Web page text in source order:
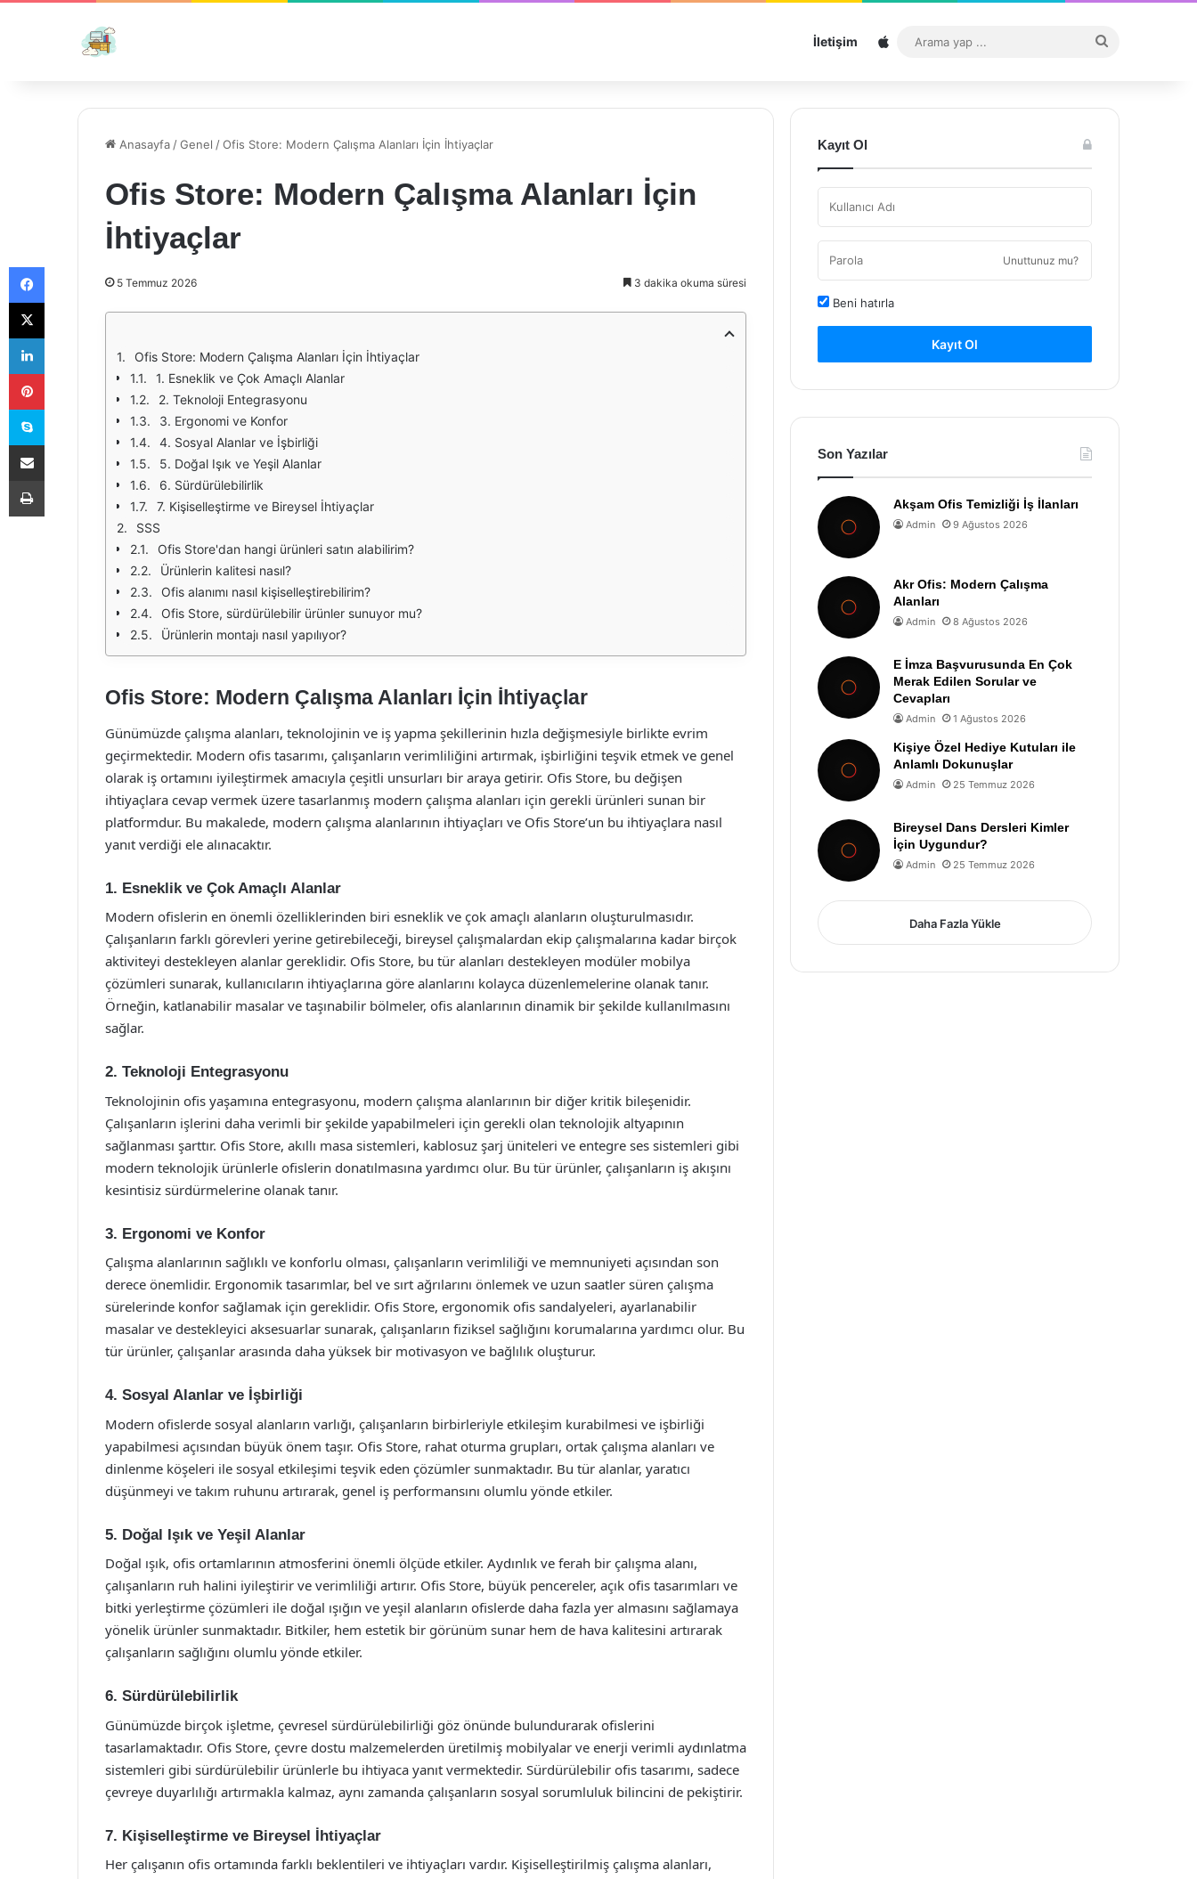
İletişim Sitemap
...
Anasayfa /Genel /Ofis Store: Modern Çalışma Alanları İçin İhtiyaçlar
Ofis Store: Modern Çalışma Alanları İçin
İhtiyaçlar
5 Temmuz 2026 3 dakika okuma süresi
Ofis Store: Modern Çalışma Alanları İçin İhtiyaçlar
1. Esneklik ve Çok Amaçlı Alanlar
2. Teknoloji Entegrasyonu
3. Ergonomi ve Konfor
4. Sosyal Alanlar ve İşbirliği
5. Doğal Işık ve Yeşil Alanlar
6. Sürdürülebilirlik
7. Kişiselleştirme ve Bireysel İhtiyaçlar
SSS
Ofis Store'dan hangi ürünleri satın alabilirim?
Ürünlerin kalitesi nasıl?
Ofis alanımı nasıl kişiselleştirebilirim?
Ofis Store, sürdürülebilir ürünler sunuyor mu?
Ürünlerin montajı nasıl yapılıyor?
Ofis Store: Modern Çalışma Alanları İçin İhtiyaçlar
Günümüzde çalışma alanları, teknolojinin ve iş yapma şekillerinin hızla değişmesiyle birlikte evrim
geçirmektedir. Modern ofis tasarımı, çalışanların verimliliğini artırmak, işbirliğini teşvik etmek ve genel
olarak iş ortamını iyileştirmek amacıyla çeşitli unsurları bir araya getirir. Ofis Store, bu değişen
ihtiyaçlara cevap vermek üzere tasarlanmış modern çalışma alanları için gerekli ürünleri sunan bir
platformdur. Bu makalede, modern çalışma alanlarının ihtiyaçları ve Ofis Store’un bu ihtiyaçlara nasıl
yanıt verdiği ele alınacaktır.
1. Esneklik ve Çok Amaçlı Alanlar
Modern ofislerin en önemli özelliklerinden biri esneklik ve çok amaçlı alanların oluşturulmasıdır.
Çalışanların farklı görevleri yerine getirebileceği, bireysel çalışmalardan ekip çalışmalarına kadar birçok
aktiviteyi destekleyen alanlar gereklidir. Ofis Store, bu tür alanları destekleyen modüler mobilya
çözümleri sunarak, kullanıcıların ihtiyaçlarına göre alanlarını kolayca düzenlemelerine olanak tanır.
Örneğin, katlanabilir masalar ve taşınabilir bölmeler, ofis alanlarının dinamik bir şekilde kullanılmasını
sağlar.
2. Teknoloji Entegrasyonu
Teknolojinin ofis yaşamına entegrasyonu, modern çalışma alanlarının bir diğer kritik bileşenidir.
Çalışanların işlerini daha verimli bir şekilde yapabilmeleri için gerekli olan teknolojik altyapının
sağlanması şarttır. Ofis Store, akıllı masa sistemleri, kablosuz şarj üniteleri ve entegre ses sistemleri gibi
modern teknolojik ürünlerle ofislerin donatılmasına yardımcı olur. Bu tür ürünler, çalışanların iş akışını
kesintisiz sürdürmelerine olanak tanır.
3. Ergonomi ve Konfor
Çalışma alanlarının sağlıklı ve konforlu olması, çalışanların verimliliği ve memnuniyeti açısından son
derece önemlidir. Ergonomik tasarımlar, bel ve sırt ağrılarını önlemek ve uzun saatler süren çalışma
sürelerinde konfor sağlamak için gereklidir. Ofis Store, ergonomik ofis sandalyeleri, ayarlanabilir
masalar ve destekleyici aksesuarlar sunarak, çalışanların fiziksel sağlığını korumalarına yardımcı olur. Bu
tür ürünler, çalışanlar arasında daha yüksek bir motivasyon ve bağlılık oluşturur.
4. Sosyal Alanlar ve İşbirliği
Modern ofislerde sosyal alanların varlığı, çalışanların birbirleriyle etkileşim kurabilmesi ve işbirliği
yapabilmesi açısından büyük önem taşır. Ofis Store, rahat oturma grupları, ortak çalışma alanları ve
dinlenme köşeleri ile sosyal etkileşimi teşvik eden çözümler sunmaktadır. Bu tür alanlar, yaratıcı
düşünmeyi ve takım ruhunu artırarak, genel iş performansını olumlu yönde etkiler.
5. Doğal Işık ve Yeşil Alanlar
Doğal ışık, ofis ortamlarının atmosferini önemli ölçüde etkiler. Aydınlık ve ferah bir çalışma alanı,
çalışanların ruh halini iyileştirir ve verimliliği artırır. Ofis Store, büyük pencereler, açık ofis tasarımları ve
bitki yerleştirme çözümleri ile doğal ışığın ve yeşil alanların ofislerde daha fazla yer almasını sağlamaya
yönelik ürünler sunmaktadır. Bitkiler, hem estetik bir görünüm sunar hem de hava kalitesini artırarak
çalışanların sağlığını olumlu yönde etkiler.
6. Sürdürülebilirlik
Günümüzde birçok işletme, çevresel sürdürülebilirliği göz önünde bulundurarak ofislerini
tasarlamaktadır. Ofis Store, çevre dostu malzemelerden üretilmiş mobilyalar ve enerji verimli aydınlatma
sistemleri gibi sürdürülebilir ürünlerle bu ihtiyaca yanıt vermektedir. Sürdürülebilir ofis tasarımı, sadece
çevreye duyarlılığı artırmakla kalmaz, aynı zamanda çalışanların sosyal sorumluluk bilincini de pekiştirir.
7. Kişiselleştirme ve Bireysel İhtiyaçlar
Her çalışanın ofis ortamında farklı beklentileri ve ihtiyaçları vardır. Kişiselleştirilmiş çalışma alanları,
Kayıt Ol
Unuttunuz mu?
Beni hatırla
Kayıt Ol
Son Yazılar
Akşam Ofis Temizliği İş İlanları
Admin 9 Ağustos 2026
Akr Ofis: Modern Çalışma
Alanları
Admin 8 Ağustos 2026
E İmza Başvurusunda En Çok
Merak Edilen Sorular ve
Cevapları
Admin 1 Ağustos 2026
Kişiye Özel Hediye Kutuları ile
Anlamlı Dokunuşlar
Admin 25 Temmuz 2026
Bireysel Dans Dersleri Kimler
İçin Uygundur?
Admin 25 Temmuz 2026
Daha Fazla Yükle
Facebook
X
LinkedIn
Pinterest
Skype
E-Posta ile paylaş